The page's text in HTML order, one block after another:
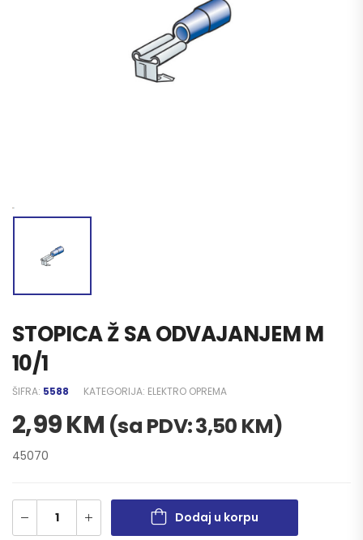
STOPICA Ž SA ODVAJANJEM M
10/1
ŠIFRA: 5588 KATEGORIJA: ELEKTRO OPREMA
2,99KM (sa PDV:3,50 KM)
45070
Dodaj u korpu